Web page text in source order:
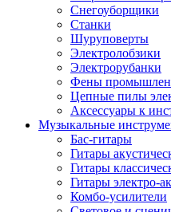
Снегоуборщики
Станки
Шуруповерты
Электролобзики
Электрорубанки
Фены
Цепные пилы
Аксессуары к
Музыкальные
Бас-гитары
Гитары
Гитары
Гитары электро-
Комбо-усилители